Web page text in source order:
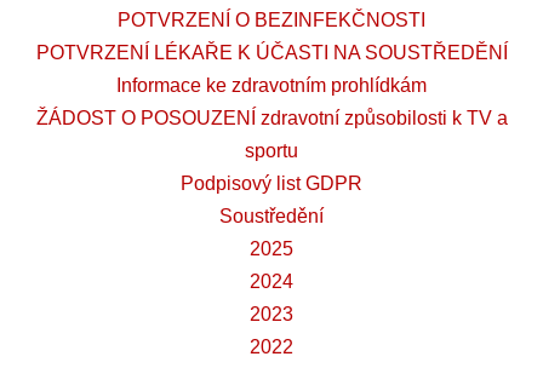
POTVRZENÍ O BEZINFEKČNOSTI
POTVRZENÍ LÉKAŘE K ÚČASTI NA SOUSTŘEDĚNÍ
Informace ke zdravotním prohlídkám
ŽÁDOST O POSOUZENÍ zdravotní způsobilosti k TV a
sportu
Podpisový list GDPR
Soustředění
2025
2024
2023
2022